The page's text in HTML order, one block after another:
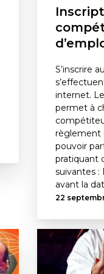
S’inscrire
internet.
permet à
règlement
pouvoir
pratiquant
suivantes :
avant la
22